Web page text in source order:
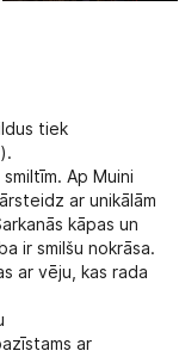
tiek
Ap Muini
ar unikālām
kāpas un
ir smilšu nokrāsa.
ar vēju, kas rada
ar